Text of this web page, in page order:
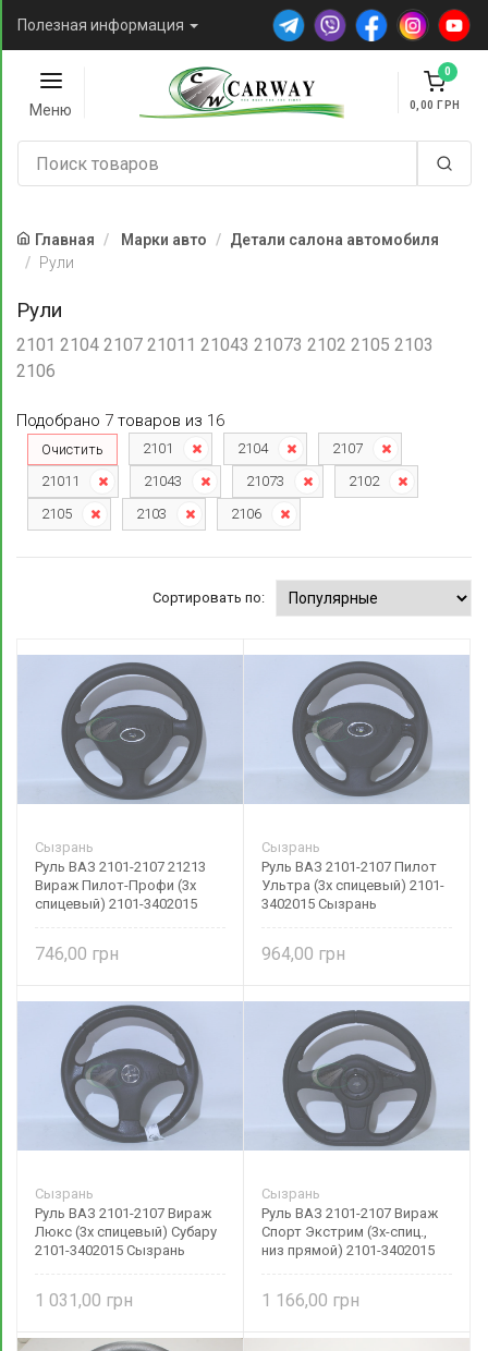
Полезная информация
Меню
0
0,00
Главная Марки авто
Детали салона автомобиля
Рули
Рули
2101 2104 2107 21011 21043 21073 2102 2105 2103
2106
Подобрано 7 товаров из 16
Очистить 2101 2104
2107
21011
21043 21073
2102
2105
2103 2106
Сортировать по:
Сызрань
Руль ВАЗ 2101-2107 21213
Вираж Пилот-Профи (3х
спицевый) 2101-3402015
746,00
Сызрань
Руль ВАЗ 2101-2107 Пилот
Ультра (3х спицевый) 2101-
3402015 Сызрань
964,00
Сызрань
Руль ВАЗ 2101-2107 Вираж
Люкс (3х спицевый) Субару
2101-3402015 Сызрань
1 031,00
Сызрань
Руль ВАЗ 2101-2107 Вираж
Спорт Экстрим (3х-спиц.,
низ прямой) 2101-3402015
1 166,00